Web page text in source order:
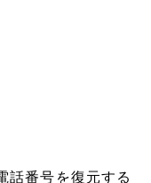
話番号を復元する